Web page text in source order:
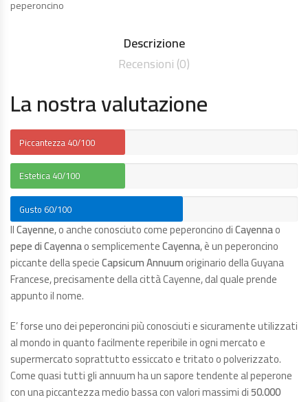
peperoncino
Descrizione
Recensioni (0)
La nostra valutazione
Piccantezza40/100
Estetica40/100
Gusto 60/100
IlCayenne, o anche conosciuto come peperoncino diCayennao
pepe di Cayennao semplicementeCayenna, è un peperoncino
piccante della specieCapsicum Annuumoriginario della Guyana
Francese, precisamente della città Cayenne, dal quale prende
appunto il nome.
E’ forse uno dei peperoncini più conosciuti e sicuramente utilizzati
al mondo in quanto facilmente reperibile in ogni mercato e
supermercato soprattutto essiccato e tritato o polverizzato.
Come quasi tutti gli annuum ha un sapore tendente al peperone
con una piccantezza medio bassa con valori massimi di50.000